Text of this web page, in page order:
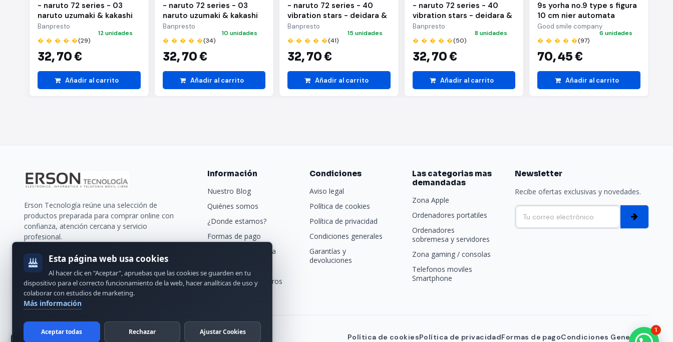
- naruto 72 series - 03
naruto uzumaki & kakashi
hatake(a:naruto uzumaki)
Banpresto
� � � � �(29)
32,70 €
12 unidades
Añadir al carrito
- naruto 72 series - 03
naruto uzumaki & kakashi
hatake(b:kakashi hatake)
Banpresto
� � � � �(34)
32,70 €
10 unidades
Añadir al carrito
- naruto 72 series - 40
vibration stars - deidara &
sasuke uchiha - (a:deidara)
Banpresto
� � � � �(41)
32,70 €
15 unidades
Añadir al carrito
- naruto 72 series - 40
vibration stars - deidara &
sasuke uchiha - (b:sasuke
uchiha)
Banpresto
� � � � �(50)
32,70 €
8 unidades
Añadir al carrito
9s yorha no.9 type s figura
10 cm nier automata
nendoroid
Good smile company
� � � � �(97)
70,45 €
6 unidades
Añadir al carrito
Erson Tecnología reúne una selección de
productos preparada para comprar online con
confianza, atención cercana y servicio
profesional.
Información
Nuestro Blog
Quiénes somos
¿Donde estamos?
Formas de pago
Transporte y entrega
Contacta con nosotros
Condiciones
Aviso legal
Política de cookies
Política de privacidad
Condiciones generales
Garantías y
devoluciones
Las categorias mas
demandadas
Zona Apple
Ordenadores portatiles
Ordenadores
sobremesa y servidores
Zona gaming / consolas
Telefonos moviles
Smartphone
Newsletter
Recibe ofertas exclusivas y novedades.
© 2024 Erson Tecnología. Todos los derechos reservados. Política de cookiesPolítica de privacidadFormas de pagoCondiciones Generales
1
Esta página web usa cookies
Al hacer clic en "Aceptar", apruebas que las cookies se guarden en tu
dispositivo para el correcto funcionamiento de la web, hacer analíticas de uso y
colaborar con estudios de marketing.
Más información
Aceptar todas Rechazar Ajustar Cookies